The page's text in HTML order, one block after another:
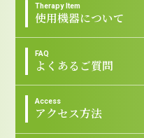
Therapy Item
使用機器について
FAQ
よくあるご質問
Access
アクセス方法